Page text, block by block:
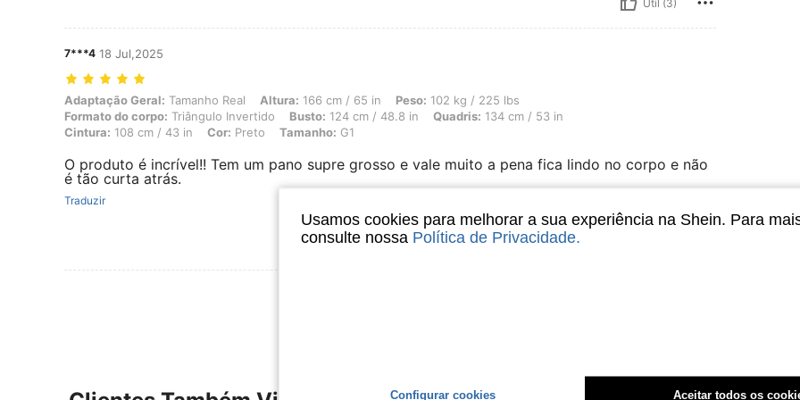
Útil (3)
7***4 18 Jul,2025
Adaptação Geral: Tamanho Real, Altura: 166 cm / 65 in, Peso: 102 kg / 225 lbs, Formato do corpo: Triângulo Invertido, Busto: 124 cm / 48.8 in,
Adaptação Geral: Tamanho Real Altura: 166 cm / 65 in Peso: 102 kg / 225 lbs
Formato do corpo: Triângulo Invertido Busto: 124 cm / 48.8 in Quadris: 134 cm / 53 in
Cintura: 108 cm / 43 in Cor: Preto Tamanho: G1
O produto é incrível!! Tem um pano supre grosso e vale muito a pena fica lindo no corpo e não
é tão curta atrás.
Traduzir
Usamos cookies para melhorar a sua experiência na Shein. Para
consulte nossa Política de Privacidade.
Configurar cookies Aceitar todos os